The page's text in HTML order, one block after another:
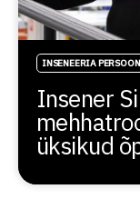
INSENEERIA PERSOON
Insener
üksikud